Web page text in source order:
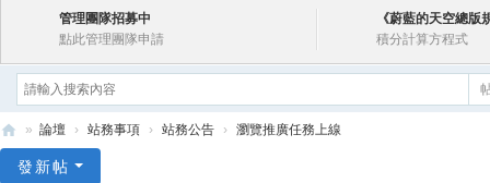
管理團隊招募中
點此管理團隊申請
《蔚藍的天空總版
積分計算方程式
» 論壇 › 站務事項 › 站務公告 › 瀏覽推廣任務上線
發新帖